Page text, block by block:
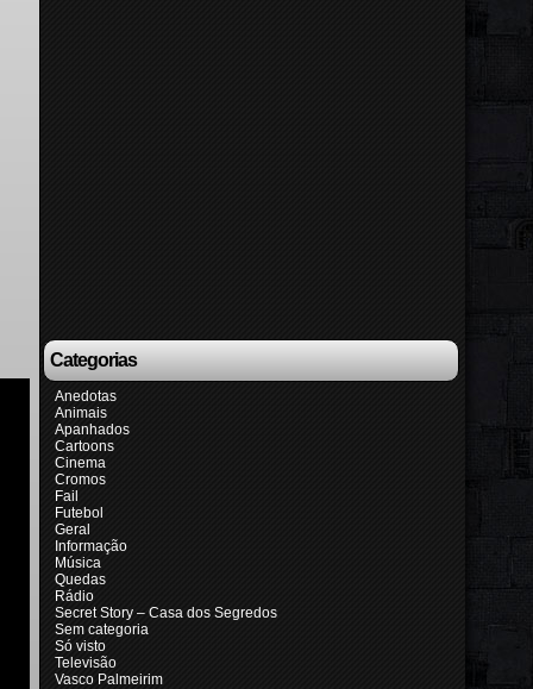
Categorias
Anedotas
Animais
Apanhados
Cartoons
Cinema
Cromos
Fail
Futebol
Geral
Informação
Música
Quedas
Rádio
Secret Story – Casa dos Segredos
Sem categoria
Só visto
Televisão
Vasco Palmeirim